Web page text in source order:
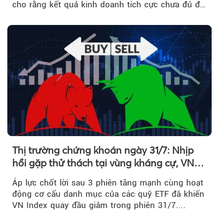
cho rằng kết quả kinh doanh tích cực chưa đủ để
Thị trường chứng khoán ngày 31/7: Nhịp
hồi gặp thử thách tại vùng kháng cự, VN
Index giảm gần 9 điểm trong phiên cuối...
Áp lực chốt lời sau 3 phiên tăng mạnh cùng hoạt
động cơ cấu danh mục của các quỹ ETF đã khiến
VN Index quay đầu giảm trong phiên 31/7....